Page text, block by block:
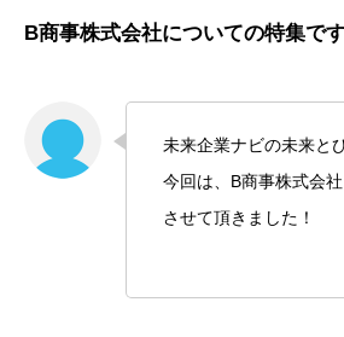
B商事株式会社についての特集です
未来企業ナビの未来と
今回は、B商事株式会
させて頂きました！